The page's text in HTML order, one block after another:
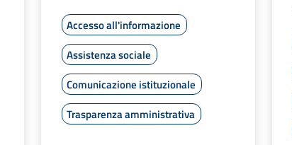
Accesso all'informazione
Assistenza sociale
Comunicazione istituzionale
Trasparenza amministrativa